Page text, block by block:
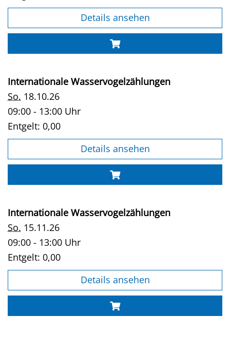
Details ansehen
Internationale Wasservogelzählungen
So. 18.10.26
09:00 - 13:00 Uhr
Entgelt: 0,00
Details ansehen
Internationale Wasservogelzählungen
So. 15.11.26
09:00 - 13:00 Uhr
Entgelt: 0,00
Details ansehen